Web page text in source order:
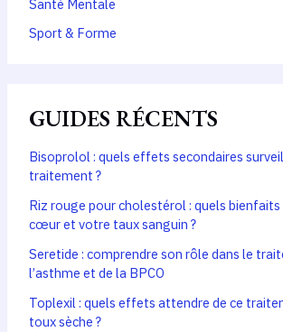
Santé Mentale
Sport & Forme
GUIDES RÉCENTS
Bisoprolol : quels effets secondaires
traitement ?
Riz rouge pour cholestérol : quels
cœur et votre taux sanguin ?
Seretide : comprendre son rôle dans le
l’asthme et de la BPCO
Toplexil : quels effets attendre de ce
toux sèche ?